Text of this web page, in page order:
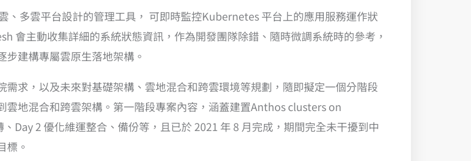
、多雲平台設計的管理工具， 可即時監控Kubernetes 平台上的應用服務運作狀
會主動收集詳細的系統狀態資訊，作為開發團隊除錯、隨時微調系統時的參考，
建構專屬雲原生落地架構。
求，以及未來對基礎架構、雲地混合和跨雲環境等規劃，隨即擬定一個分階段
雲地混合和跨雲架構。第一階段專案內容，涵蓋建置Anthos clusters on
Day 2 優化維運整合、備份等，且已於 2021 年 8 月完成，期間完全未干擾到中
標。